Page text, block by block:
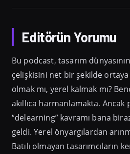
Editörün Yorumu
Bu podcast, tasarım
çelişkisini net bir şekilde
olmak mı, yerel kalmak mı?
akıllıca harmanlamakta.
“delearning” kavramı bana
geldi. Yerel önyargılardan
Batılı olmayan tasarımcıların